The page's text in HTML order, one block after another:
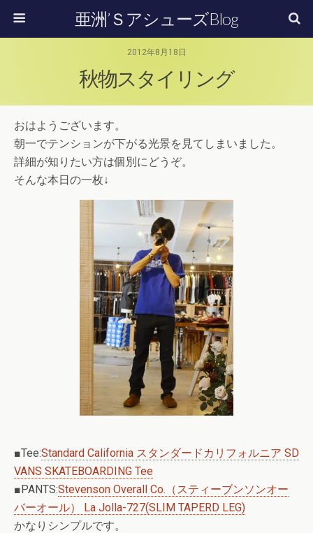
亜洲’ＳアシューズBlog
2012年8月18日
秋物スタイリング
おはようございます。
朝一でテンションが下がる光景を見てしまいました。
詳細が知りたい方は個別にどうぞ。
そんな本日の一枚↓
■Tee:Standard California スタンダードカリフォルニア SD
VANS SKATEBOARDING Tee
■PANTS:Stevenson Overall Co.（スティーブンソンオー
バーオール） La Jolla-727(SLIM TAPERD LEG)
かなりシンプルです。